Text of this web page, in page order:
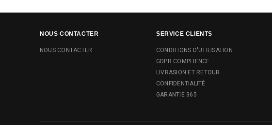
NOUS CONTACTER
NOUS CONTACTER
SERVICE CLIENTS
CONDITIONS D'UTILISATION
GDPR COMPLIENCE
LIVRASION ET RETOUR
CONFIDENTIALITÉ
GARANTIE 365